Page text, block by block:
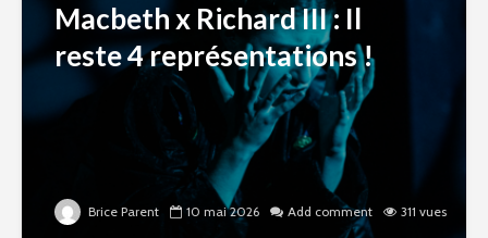
Macbeth x Richard III : Il
reste 4 représentations !
Brice Parent 10 mai 2026 Add comment 311 vues